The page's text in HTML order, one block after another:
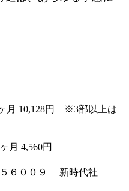
ヶ月 10,128円 ※3部以上は
月 4,560円
６００９ 新時代社